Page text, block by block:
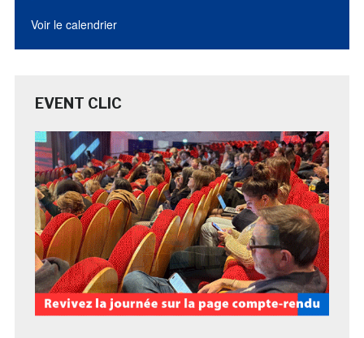
Voir le calendrier
EVENT CLIC